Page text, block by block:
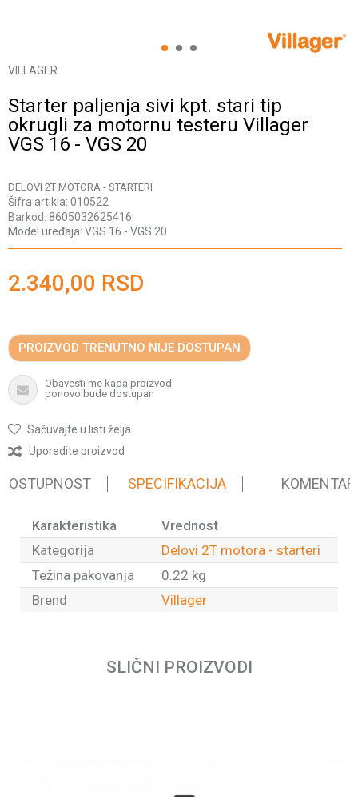
1 2 3
VILLAGER
Starter paljenja sivi kpt. stari tip
okrugli za motornu testeru Villager
VGS 16 - VGS 20
DELOVI 2T MOTORA - STARTERI
Šifra artikla: 010522
Barkod: 8605032625416
Model uređaja: VGS 16 - VGS 20
2.340,00 RSD
PROIZVOD TRENUTNO NIJE DOSTUPAN
Obavesti me kada proizvod
ponovo bude dostupan
Sačuvajte u listi želja
Uporedite proizvod
SPECIFIKACIJA
Karakteristika
Vrednost
Kategorija
Delovi 2T motora - starteri
Težina pakovanja
0.22 kg
Brend
Villager
SLIČNI PROIZVODI